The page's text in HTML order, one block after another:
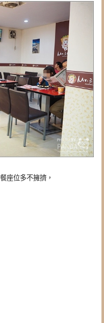
座位多不擁擠，